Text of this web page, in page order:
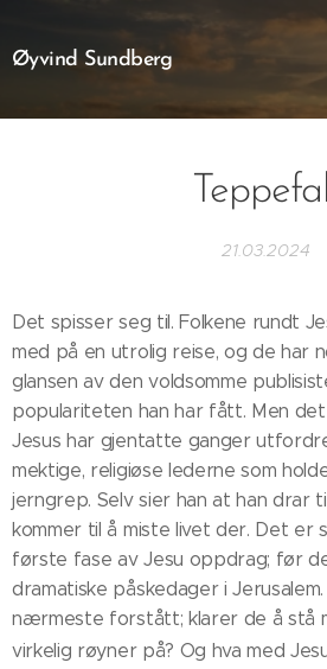
Øyvind Sundberg
21.03.2024
Det spisser seg til. Folkene rundt
med på en utrolig reise, og de har
glansen av den voldsomme
populariteten han har fått. Men
Jesus har gjentatte ganger
mektige, religiøse lederne som
jerngrep. Selv sier han at han drar
kommer til å miste livet der. Det er
første fase av Jesu oppdrag; før
dramatiske påskedager i
nærmeste forstått; klarer de å stå
virkelig røyner på? Og hva med